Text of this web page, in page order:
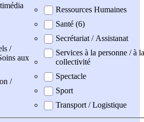
/
aux
/
Ressources Humaines
Santé (6)
Secrétariat / Assistanat
Services à la personne / à la
collectivité
Spectacle
Sport
Transport / Logistique